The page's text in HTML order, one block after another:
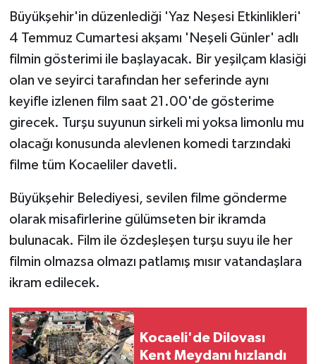
Büyükşehir'in düzenlediği 'Yaz Neşesi Etkinlikleri'
4 Temmuz Cumartesi akşamı 'Neşeli Günler' adlı
filmin gösterimi ile başlayacak. Bir yeşilçam klasiği
olan ve seyirci tarafından her seferinde aynı
keyifle izlenen film saat 21.00'de gösterime
girecek. Turşu suyunun sirkeli mi yoksa limonlu mu
olacağı konusunda alevlenen komedi tarzındaki
filme tüm Kocaeliler davetli.
Büyükşehir Belediyesi, sevilen filme gönderme
olarak misafirlerine gülümseten bir ikramda
bulunacak. Film ile özdeşleşen turşu suyu ile her
filmin olmazsa olmazı patlamış mısır vatandaşlara
ikram edilecek.
Kocaeli'de Dilovası
Kent Meydanı hızlandı